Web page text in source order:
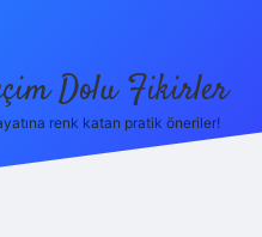
Dolu Fikirler
renk katan pratik öneriler!